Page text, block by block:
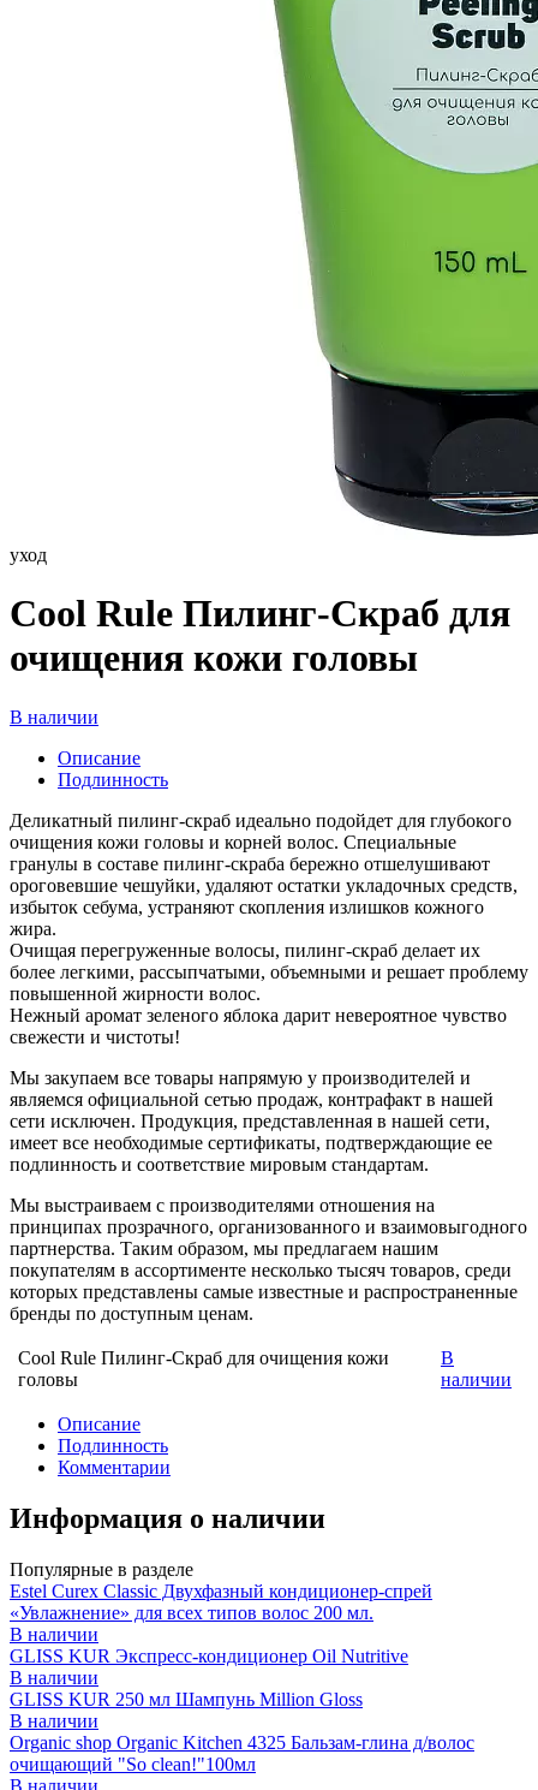
уход
Cool Rule Пилинг-Скраб для
очищения кожи головы
В наличии
Описание
Подлинность
Деликатный пилинг-скраб идеально подойдет для глубокого
очищения кожи головы и корней волос. Специальные
гранулы в составе пилинг-скраба бережно отшелушивают
ороговевшие чешуйки, удаляют остатки укладочных средств,
избыток себума, устраняют скопления излишков кожного
жира.
Очищая перегруженные волосы, пилинг-скраб делает их
более легкими, рассыпчатыми, объемными и решает проблему
повышенной жирности волос.
Нежный аромат зеленого яблока дарит невероятное чувство
свежести и чистоты!
Мы закупаем все товары напрямую у производителей и
являемся официальной сетью продаж, контрафакт в нашей
сети исключен. Продукция, представленная в нашей сети,
имеет все необходимые сертификаты, подтверждающие ее
подлинность и соответствие мировым стандартам.
Мы выстраиваем с производителями отношения на
принципах прозрачного, организованного и взаимовыгодного
партнерства. Таким образом, мы предлагаем нашим
покупателям в ассортименте несколько тысяч товаров, среди
которых представлены самые известные и распространенные
бренды по доступным ценам.
Cool Rule Пилинг-Скраб для очищения кожи
головы
В
наличии
Описание
Подлинность
Комментарии
Информация о наличии
Популярные в разделе
Estel Curex Classic Двухфазный кондиционер-спрей
«Увлажнение» для всех типов волос 200 мл.
В наличии
GLISS KUR Экспресс-кондиционер Oil Nutritive
В наличии
GLISS KUR 250 мл Шампунь Million Gloss
В наличии
Organic shop Organic Kitchen 4325 Бальзам-глина д/волос
очищающий "So clean!"100мл
В наличии